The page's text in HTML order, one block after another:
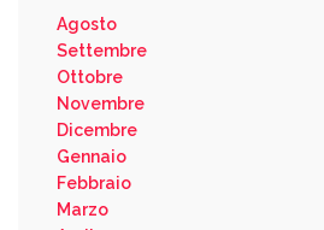
Agosto
Settembre
Ottobre
Novembre
Dicembre
Gennaio
Febbraio
Marzo